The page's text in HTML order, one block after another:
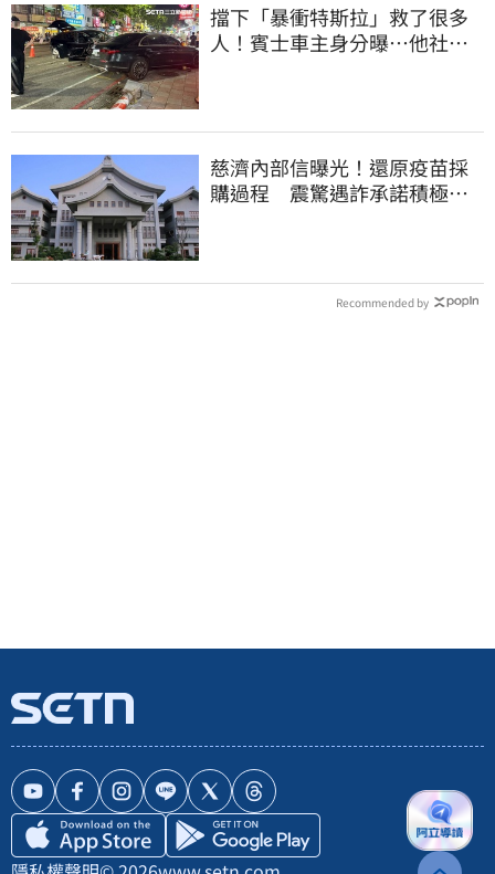
擋下「暴衝特斯拉」救了很多
人！賓士車主身分曝…他社群
慈濟內部信曝光！還原疫苗採
購過程 震驚遇詐承諾積極追
Recommended by